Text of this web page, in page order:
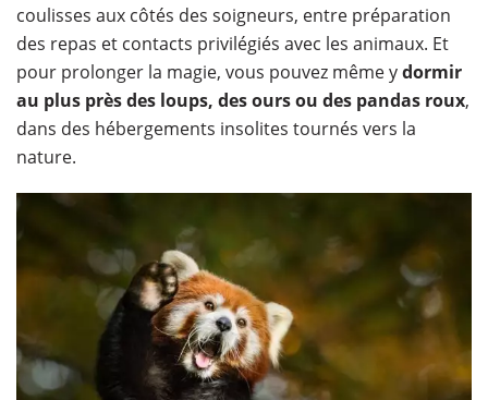
coulisses aux côtés des soigneurs, entre préparation
des repas et contacts privilégiés avec les animaux. Et
pour prolonger la magie, vous pouvez même ydormir
au plus près des loups, des ours ou des pandas roux,
dans des hébergements insolites tournés vers la
nature.